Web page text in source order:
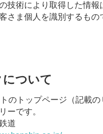
技術により取得した情報
さま個人を識別するもの
ついて
のトップページ（記載の
ーです。
道